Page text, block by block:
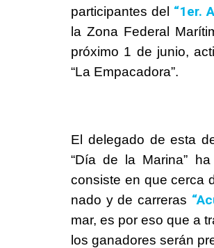
participantes del “1er.
la Zona Federal
próximo 1 de junio,
“La Empacadora”.
El delegado de esta
“Día de la Marina”
consiste en que cerca
nado y de carreras
mar, es por eso que a
los ganadores serán